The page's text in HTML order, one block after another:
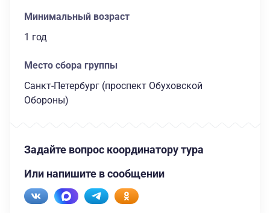
Минимальный возраст
1 год
Место сбора группы
Санкт-Петербург (проспект Обуховской
Обороны)
Задайте вопрос координатору тура
Или напишите в сообщении